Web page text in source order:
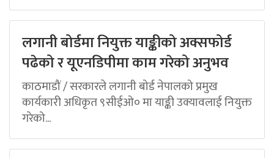
लगानी बोर्डमा नियुक्त याङ्कीको अक्सफोर्ड
पढेको र यूएनडिपीमा काम गरेको अनुभव
काठमाडौं / सरकारले लगानी बोर्ड नेपालको प्रमुख
कार्यकारी अधिकृत ९सीईओ० मा याङ्की उक्यावलाई नियुक्त
गरेको...